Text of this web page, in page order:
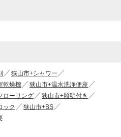
狭山市+シャワー
乾燥機
狭山市+温水洗浄便座
ローリング
狭山市+照明付き
ック
狭山市+BS